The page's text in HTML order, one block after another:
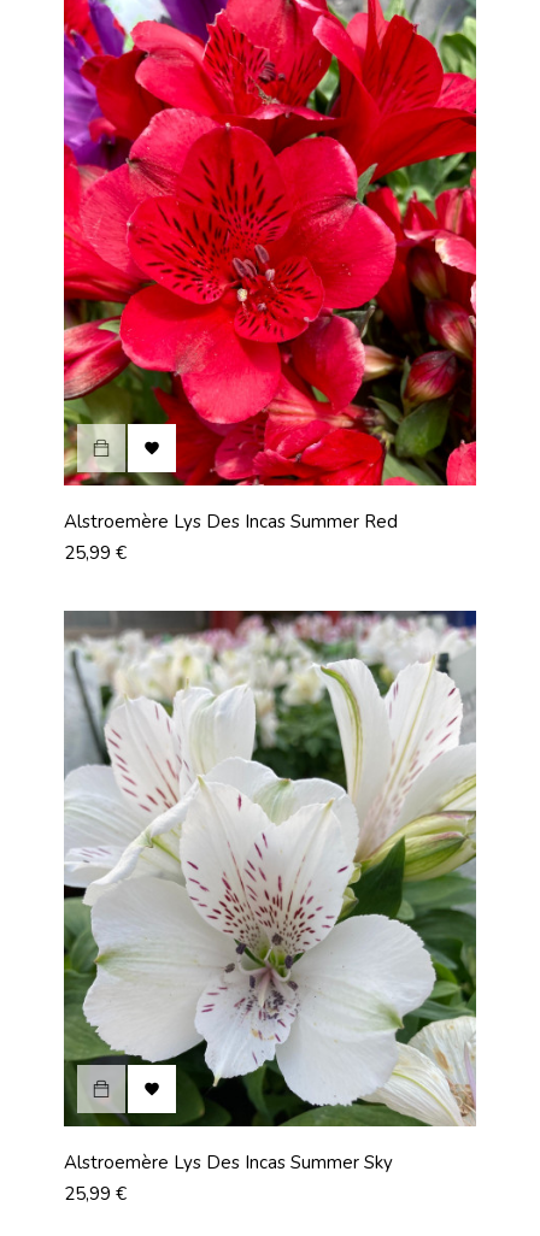

Alstroemère Lys Des Incas Summer Red
Prix
25,99 €

Alstroemère Lys Des Incas Summer Sky
Prix
25,99 €